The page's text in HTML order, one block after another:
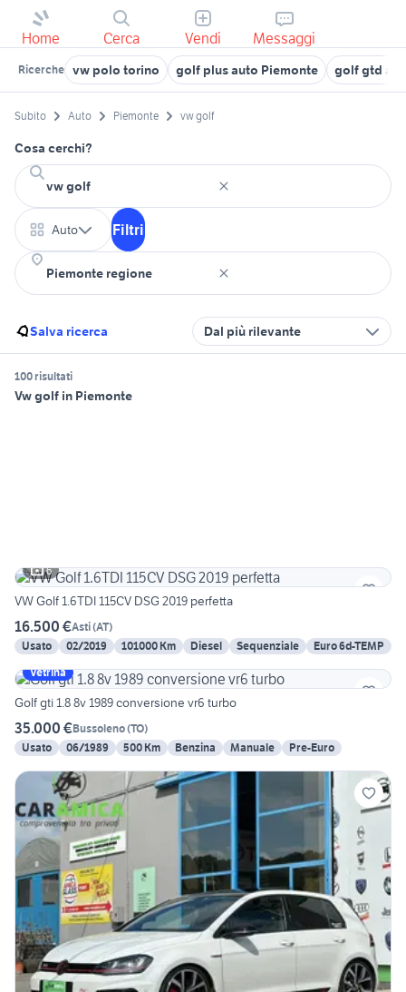
Home Cerca Vendi Messaggi
Ricerche vw polo torino golf plus auto Piemonte golf gtd
Subito Auto Piemonte vw golf
Cosa cerchi?
Auto Filtri
Salva ricerca Dal più rilevante
100 risultati
Vw golf in Piemonte
6
VW Golf 1.6TDI 115CV DSG 2019 perfetta
16.500 €Asti(AT)
Usato
02/2019 101000 Km Diesel Sequenziale
Euro 6d-TEMP
Vetrina
Golf gti 1.8 8v 1989 conversione vr6 turbo
35.000 €Bussoleno(TO)
Usato
06/1989 500 Km Benzina Manuale Pre-Euro